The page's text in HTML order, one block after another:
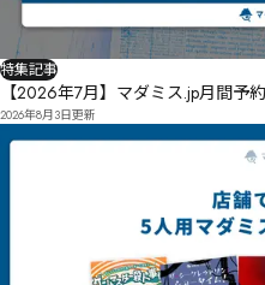
特集記事
【2026年7月】マダミス.jp月間予
2026年8月3日更新